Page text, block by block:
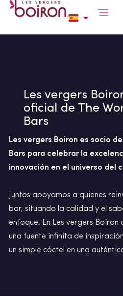
Les vergers
oficial de The
Bars
Les vergers Boiron es socio
Bars para celebrar la
innovación en el universo del
Juntos apoyamos a quienes
bar, situando la calidad y el
enfoque. En Les vergers Boiron
una fuente infinita de
un simple cóctel en una